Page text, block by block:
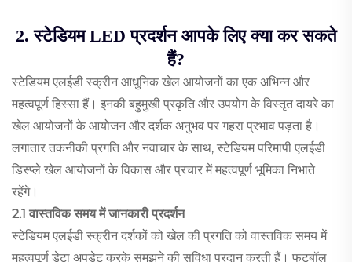
2. स्टेडियम LED प्रदर्शन आपके लिए क्या कर सकते
हैं?
स्टेडियम एलईडी स्क्रीन आधुनिक खेल आयोजनों का एक अभिन्न और
महत्वपूर्ण हिस्सा हैं। इनकी बहुमुखी प्रकृति और उपयोग के विस्तृत दायरे का
खेल आयोजनों के आयोजन और दर्शक अनुभव पर गहरा प्रभाव पड़ता है।
लगातार तकनीकी प्रगति और नवाचार के साथ, स्टेडियम परिमापी एलईडी
डिस्प्ले खेल आयोजनों के विकास और प्रचार में महत्वपूर्ण भूमिका निभाते
रहेंगे।
2.1 वास्तविक समय में जानकारी प्रदर्शन
स्टेडियम एलईडी स्क्रीन दर्शकों को खेल की प्रगति को वास्तविक समय में
महत्वपूर्ण डेटा अपडेट करके समझने की सुविधा प्रदान करती हैं। फुटबॉल